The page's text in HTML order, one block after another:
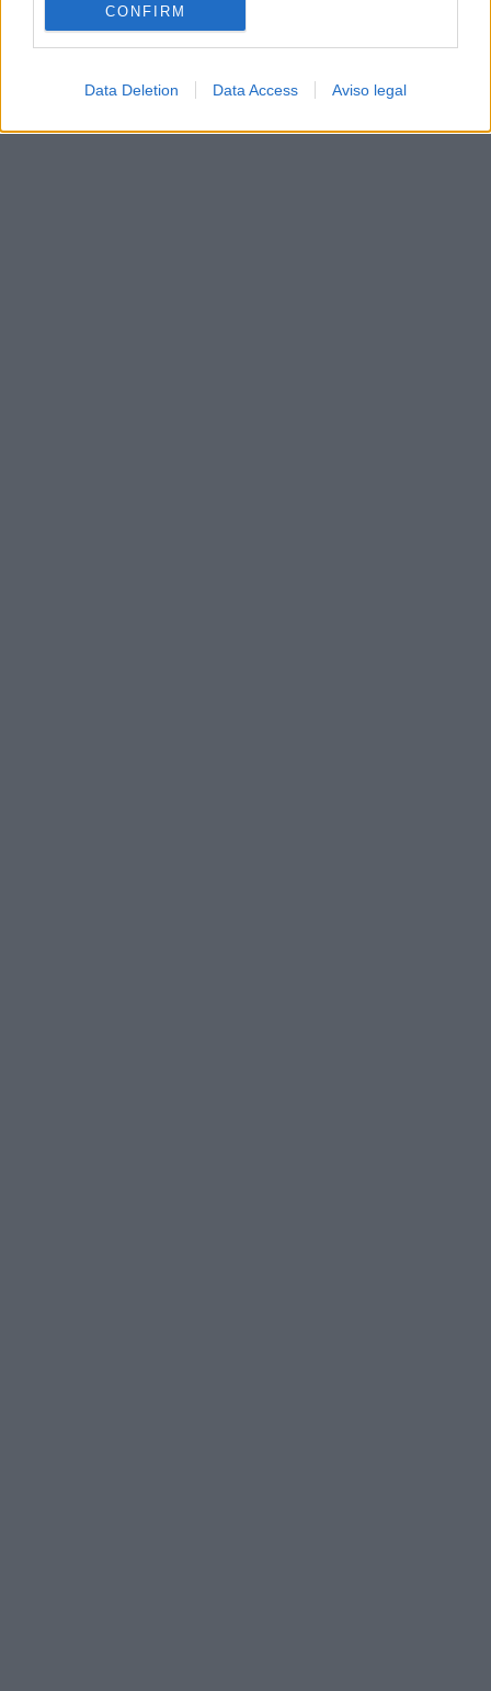
CONFIRM
Data Deletion Data Access Aviso legal